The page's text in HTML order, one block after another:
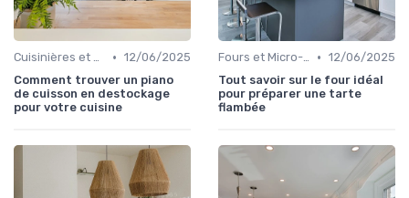
Cuisinières et Plaques de Cuisson • 12/06/2025
Comment trouver un piano
de cuisson en destockage
pour votre cuisine
Fours et Micro-ondes • 12/06/2025
Tout savoir sur le four idéal
pour préparer une tarte
flambée